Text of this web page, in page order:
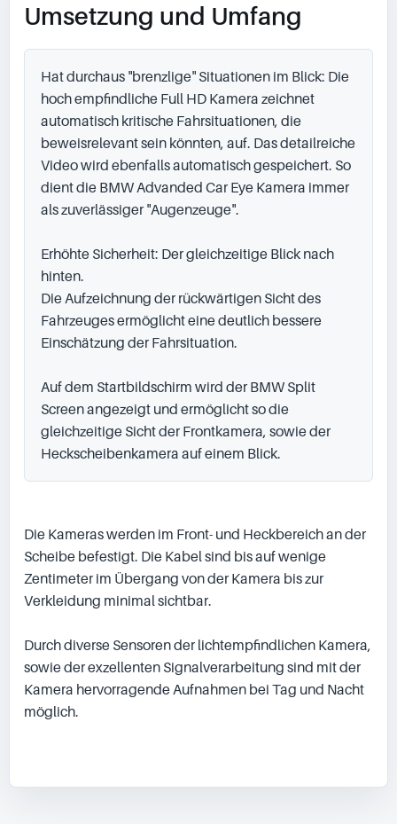
Umsetzung und Umfang
Hat durchaus "brenzlige" Situationen im Blick: Die
hoch empfindliche Full HD Kamera zeichnet
automatisch kritische Fahrsituationen, die
beweisrelevant sein könnten, auf. Das detailreiche
Video wird ebenfalls automatisch gespeichert. So
dient die BMW Advanded Car Eye Kamera immer
als zuverlässiger "Augenzeuge".
Erhöhte Sicherheit: Der gleichzeitige Blick nach
hinten.
Die Aufzeichnung der rückwärtigen Sicht des
Fahrzeuges ermöglicht eine deutlich bessere
Einschätzung der Fahrsituation.
Auf dem Startbildschirm wird der BMW Split
Screen angezeigt und ermöglicht so die
gleichzeitige Sicht der Frontkamera, sowie der
Heckscheibenkamera auf einem Blick.
Die Kameras werden im Front- und Heckbereich an der
Scheibe befestigt. Die Kabel sind bis auf wenige
Zentimeter im Übergang von der Kamera bis zur
Verkleidung minimal sichtbar.
Durch diverse Sensoren der lichtempfindlichen Kamera,
sowie der exzellenten Signalverarbeitung sind mit der
Kamera hervorragende Aufnahmen bei Tag und Nacht
möglich.